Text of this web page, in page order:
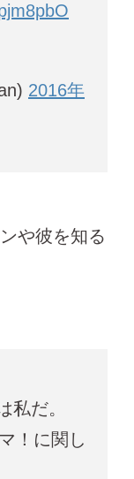
2016年
や彼を知る
私だ。
！に関し